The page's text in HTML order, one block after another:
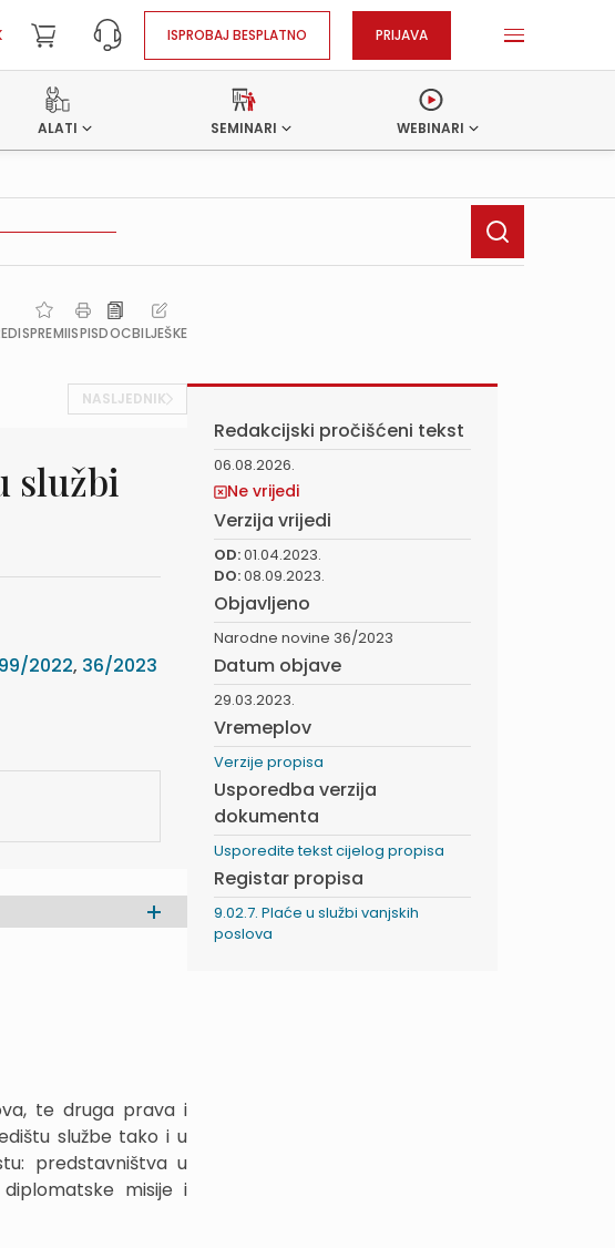
ISPROBAJ BESPLATNO PRIJAVA
ALATI SEMINARI WEBINARI
SPREMIISPISDOCBILJEŠKE
NASLJEDNIK
službi
99/2022, 36/2023
te druga prava i
službe tako i u
predstavništva u
misije i
Redakcijski pročišćeni tekst
06.08.2026.
Ne vrijedi
Verzija vrijedi
OD:01.04.2023.
DO:08.09.2023.
Objavljeno
Narodne novine 36/2023
Datum objave
29.03.2023.
Vremeplov
Verzije propisa
Usporedba verzija
dokumenta
Usporedite tekst cijelog propisa
Registar propisa
9.02.7. Plaće u službi vanjskih
poslova